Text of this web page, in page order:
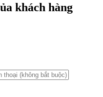
khách hàng